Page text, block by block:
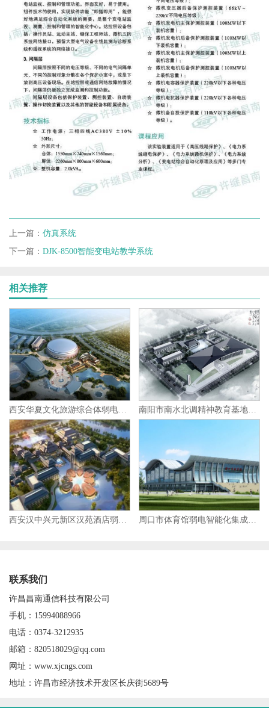
上一篇： 仿真系统
下一篇： DJK-8500智能变电站教学系统
相关推荐
西安汉中兴元新区汉苑酒店弱电智能化集成项目 周口市体育馆弱电智能化集成项目
联系我们
许昌昌南通信科技有限公司
手机：15994088966
电话：0374-3212935
邮箱：820518029@qq.com
网址：www.xjcngs.com
地址：许昌市经济技术开发区长庆街5689号